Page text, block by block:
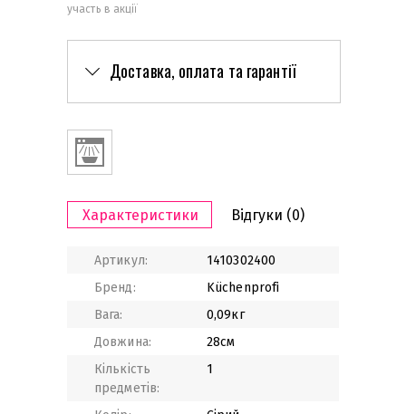
участь в акції
Доставка, оплата та гарантії
Характеристики Відгуки (0)
Артикул:
1410302400
Бренд:
Küchenprofi
Вага:
0,09кг
Довжина:
28см
Кількість
предметів:
1